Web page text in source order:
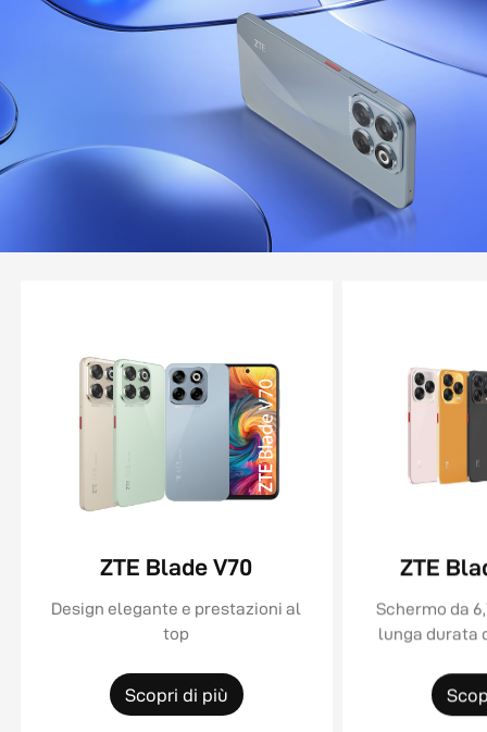
ZTE Blade V70
Design elegante e prestazioni al
top
Scopri di più
ZTE
Schermo da
lunga durata